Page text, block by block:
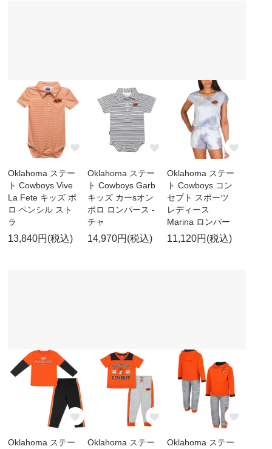
Oklahoma ステー
ト Cowboys Vive
La Fete キッズ ポ
ロ ペンシル スト
ラ
13,840円(税込)
Oklahoma ステー
ト Cowboys Garb
キッズ カーsオン
ポロ ロンパース -
チャ
14,970円(税込)
Oklahoma ステー
ト Cowboys コン
セプト スポーツ
レディース
Marina ロンパー
11,120円(税込)
Oklahoma ステー
Oklahoma ステー
Oklahoma ステー